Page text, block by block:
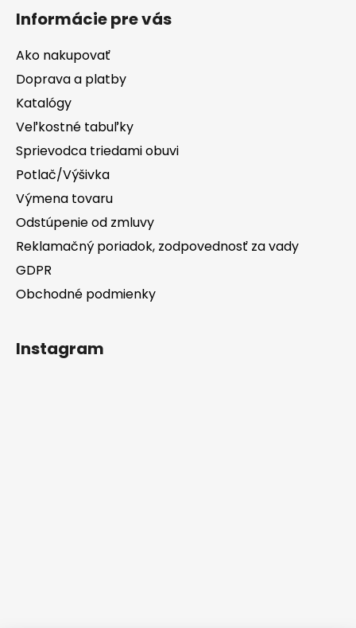
Informácie pre vás
Ako nakupovať
Doprava a platby
Katalógy
Veľkostné tabuľky
Sprievodca triedami obuvi
Potlač/Výšivka
Výmena tovaru
Odstúpenie od zmluvy
Reklamačný poriadok, zodpovednosť za vady
GDPR
Obchodné podmienky
Instagram